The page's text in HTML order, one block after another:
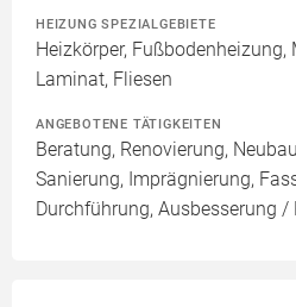
HEIZUNG SPEZIALGEBIETE
Heizkörper, Fußbodenheizung,
Laminat, Fliesen
ANGEBOTENE TÄTIGKEITEN
Beratung, Renovierung,
Sanierung, Imprägnierung,
Durchführung, Ausbesserung /